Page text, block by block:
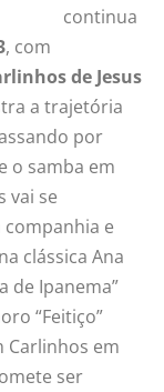
continua
, com
de Jesus
a trajetória
por
o samba em
vai se
e
clássica Ana
de Ipanema”
“Feitiço”
Carlinhos em
ser